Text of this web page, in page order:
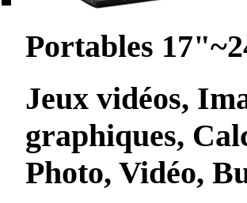
Portables
Jeux vidéos,
graphiques,
Photo, Vidéo,